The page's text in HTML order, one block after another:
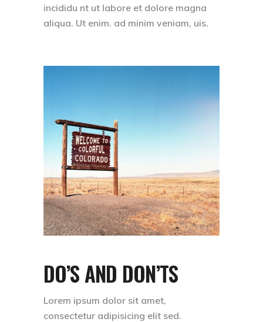
incididu nt ut labore et dolore magna
aliqua. Ut enim. ad minim veniam, uis.
DO’S AND DON’TS
Lorem ipsum dolor sit amet,
consectetur adipisicing elit sed.